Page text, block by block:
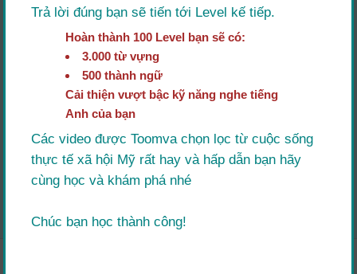
Level: 7 Level: 8
Trả lời đúng bạn sẽ tiến tới Level kế tiếp.
Hoàn thành 100 Level bạn sẽ có:
3.000 từ vựng
500 thành ngữ
Cải thiện vượt bậc kỹ năng nghe tiếng
Anh của bạn
Các video được Toomva chọn lọc từ cuộc sống
thực tế xã hội Mỹ rất hay và hấp dẫn bạn hãy
cùng học và khám phá nhé
Chúc bạn học thành công!